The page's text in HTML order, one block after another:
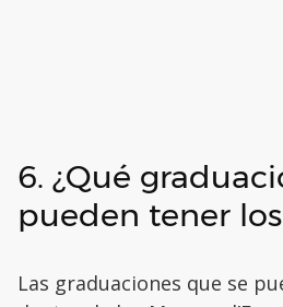
6. ¿Qué
pueden tener los
Las graduaciones que se